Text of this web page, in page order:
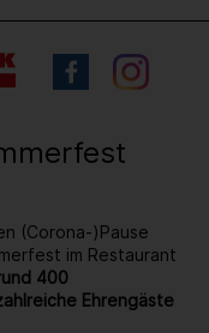
(Corona-)Pause
im Restaurant
400
Ehrengäste